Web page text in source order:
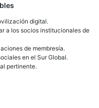
digital.
a los socios institucionales de
de membresía.
en el Sur Global.
pertinente.